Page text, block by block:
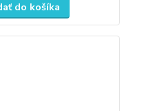
do košíka